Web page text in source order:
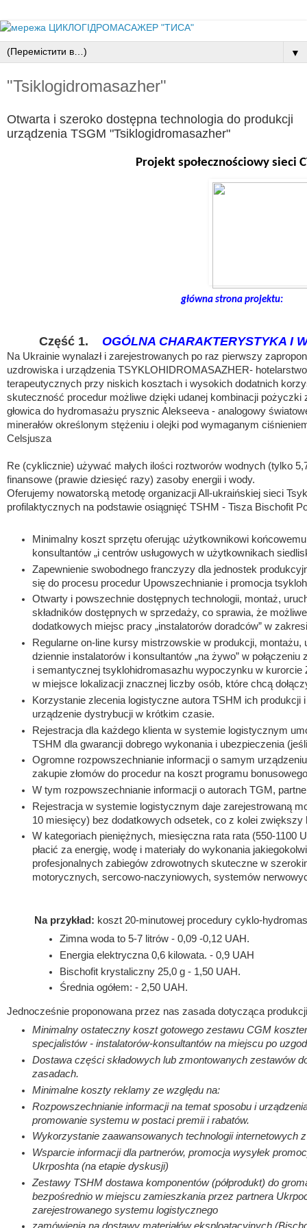
▼
"Tsiklogidromasazher"
Otwarta i szeroko dostępna technologia do produkcji
urządzenia TSGM "Tsiklogidromasazher"
Projekt społecznościowy sieci
główna strona projektu:
Część 1. OGÓLNA CHARAKTERYSTYKA I
Na Ukrainie wynalazł i zarejestrowanych po raz pierwszy
uzdrowiska i urządzenia TSYKLOHIDROMASAZHER-
terapeutycznych przy niskich kosztach i wysokich dodatnich
skuteczność procedur możliwe dzięki udanej kombinacji
głowica do hydromasażu prysznic Alekseeva - analogowy
minerałów określonym stężeniu i olejki pod wymaganym
Celsjusza
Re (cyklicznie) używać małych ilości roztworów wodnych (tylko
finansowe (prawie dziesięć razy) zasoby energii i wody.
Oferujemy nowatorską metodę organizacji All-ukraińskiej sieci
profilaktycznych na podstawie osiągnięć TSHM - Tisza Bischofit
Minimalny koszt sprzętu oferując użytkownikowi
konsultantów „i centrów usługowych w użytkownikach
Zapewnienie swobodnego franczyzy dla jednostek
się do procesu procedur Upowszechnianie i promocja
Otwarty i powszechnie dostępnych technologii, montaż,
składników dostępnych w sprzedaży, co sprawia, że
dodatkowych miejsc pracy „instalatorów doradców” w
Regularne on-line kursy mistrzowskie w produkcji,
dziennie instalatorów i konsultantów „na żywo” w
i semantycznej tsyklohidromasazhu wypoczynku w kurorcie
w miejsce lokalizacji znacznej liczby osób, które chcą
Korzystanie zlecenia logistyczne autora TSHM ich
urządzenie dystrybucji w krótkim czasie.
Rejestracja dla każdego klienta w systemie logistycznym
TSHM dla gwarancji dobrego wykonania i ubezpieczenia
Ogromne rozpowszechnianie informacji o samym
zakupie złomów do procedur na koszt programu
W tym rozpowszechnianie informacji o autorach TGM,
Rejestracja w systemie logistycznym daje zarejestrowaną
10 miesięcy) bez dodatkowych odsetek, co z kolei
W kategoriach pieniężnych, miesięczna rata rata (550-
płacić za energię, wodę i materiały do ​​wykonania
profesjonalnych zabiegów zdrowotnych skuteczne w
motorycznych, sercowo-naczyniowych, systemów
Na przykład: koszt 20-minutowej procedury cyklo-
Zimna woda to 5-7 litrów - 0,09 -0,12 UAH.
Energia elektryczna 0,6 kilowata.- 0,9 UAH
Bischofit krystaliczny 25,0 g - 1,50 UAH.
Średnia ogółem: - 2,50 UAH.
Jednocześnie proponowana przez nas zasada dotycząca
Minimalny ostateczny koszt gotowego zestawu CGM
specjalistów - instalatorów-konsultantów na miejscu po
Dostawa części składowych lub zmontowanych zestawów
zasadach.
Minimalne koszty reklamy ze względu na:
Rozpowszechnianie informacji na temat sposobu i
promowanie systemu w postaci premii i rabatów.
Wykorzystanie zaawansowanych technologii internetowych
Wsparcie informacji dla partnerów, promocja wysyłek
Ukrposhta (na etapie dyskusji)
Zestawy TSHM dostawa komponentów (półprodukt) do
bezpośrednio w miejscu zamieszkania przez partnera
zarejestrowanego systemu logistycznego